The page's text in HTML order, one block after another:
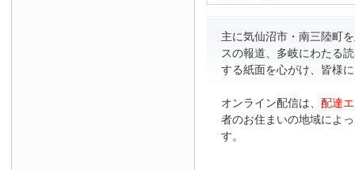
主に気仙沼市・南三陸町
スの報道、多岐にわたる
する紙面を心がけ、皆様
オンライン配信は、 配達
者のお住まいの地域によ
す。